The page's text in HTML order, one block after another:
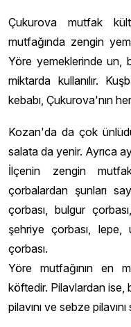
Çukurova mutfak
mutfağında zengin
Yöre yemeklerinde un,
miktarda kullanılır.
kebabı, Çukurova'nın
Kozan'da da çok
salata da yenir. Ayrıca
İlçenin zengin
çorbalardan şunları
çorbası, bulgur
şehriye çorbası,
çorbası.
Yöre mutfağının en
köftedir. Pilavlardan ise,
pilavını ve sebze